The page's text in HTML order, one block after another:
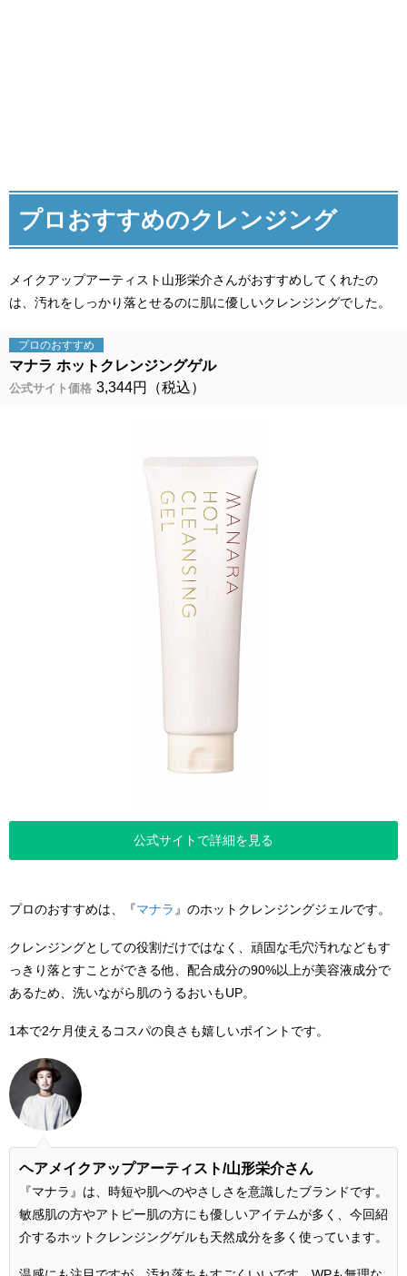
プロおすすめのクレンジング
メイクアップアーティスト山形栄介さんがおすすめしてくれたの
は、汚れをしっかり落とせるのに肌に優しいクレンジングでした。
プロのおすすめ
マナラ ホットクレンジングゲル
公式サイト価格 3,344円（税込）
公式サイトで詳細を見る
プロのおすすめは、『マナラ 』のホットクレンジングジェルです。
クレンジングとしての役割だけではなく、頑固な毛穴汚れなどもす
っきり落とすことができる他、配合成分の90%以上が美容液成分で
あるため、洗いながら肌のうるおいもUP。
1本で2ケ月使えるコスパの良さも嬉しいポイントです。
ヘアメイクアップアーティスト/山形栄介さん
『マナラ』は、時短や肌へのやさしさを意識したブランドです。
敏感肌の方やアトピー肌の方にも優しいアイテムが多く、今回紹
介するホットクレンジングゲルも天然成分を多く使っています。